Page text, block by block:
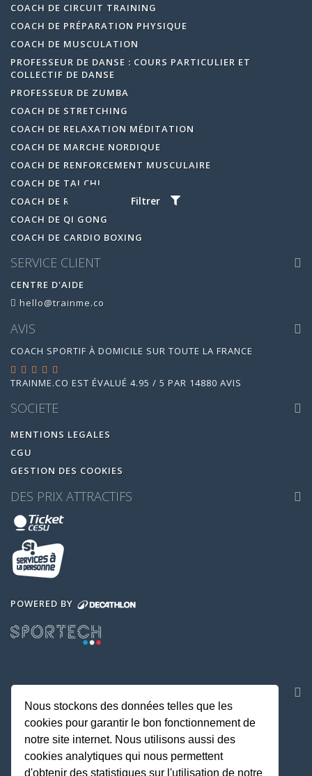
Filtrer
COACH DE CIRCUIT TRAINING
COACH DE PRÉPARATION PHYSIQUE
COACH DE MUSCULATION
PROFESSEUR DE DANSE : COURS PARTICULIER ET
COLLECTIF DE DANSE
PROFESSEUR DE ZUMBA
COACH DE STRETCHING
COACH DE RELAXATION MÉDITATION
COACH DE MARCHE NORDIQUE
COACH DE RENFORCEMENT MUSCULAIRE
COACH DE TAI CHI
COACH DE ROSE PILATE
COACH DE QI GONG
COACH DE CARDIO BOXING
SERVICE CLIENT
CENTRE D'AIDE
hello@trainme.co
AVIS
COACH SPORTIF À DOMICILE SUR TOUTE LA FRANCE
TRAINME.CO EST ÉVALUÉ 4.95 / 5 PAR 14880 AVIS
SOCIETE
MENTIONS LEGALES
CGU
GESTION DES COOKIES
DES PRIX ATTRACTIFS
POWERED BY
Nous stockons des données telles que les
cookies pour garantir le bon fonctionnement de
notre site internet. Nous utilisons aussi des
cookies analytiques qui nous permettent
d'obtenir des statistiques sur l'utilisation de notre